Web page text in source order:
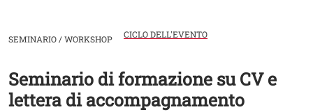
SEMINARIO / WORKSHOP CICLO DELL'EVENTO
Image
Seminario di formazione su CV e
lettera di accompagnamento